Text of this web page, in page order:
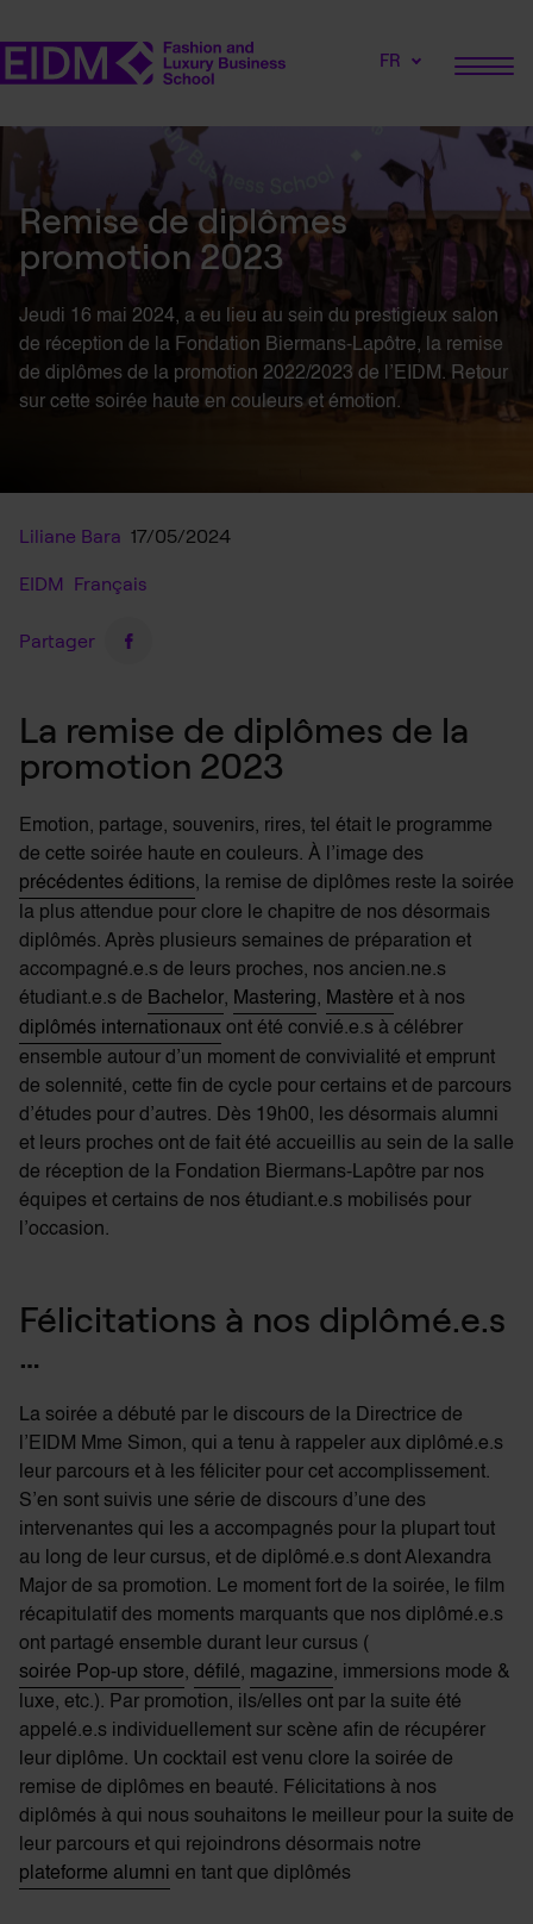
FR
Remise de diplômes
promotion 2023
Jeudi 16 mai 2024, a eu lieu au sein du prestigieux salon
de réception de la Fondation Biermans-Lapôtre, la remise
de diplômes de la promotion 2022/2023 de l’EIDM. Retour
sur cette soirée haute en couleurs et émotion.
Liliane Bara 17/05/2024
EIDM Français
Partager
La remise de diplômes de la
promotion 2023
Emotion, partage, souvenirs, rires, tel était le programme
de cette soirée haute en couleurs. À l’image des
précédentes éditions, la remise de diplômes reste la soirée
la plus attendue pour clore le chapitre de nos désormais
diplômés. Après plusieurs semaines de préparation et
accompagné.e.s de leurs proches, nos ancien.ne.s
étudiant.e.s de Bachelor, Mastering, Mastère et à nos
diplômés internationaux ont été convié.e.s à célébrer
ensemble autour d’un moment de convivialité et emprunt
de solennité, cette fin de cycle pour certains et de parcours
d’études pour d’autres. Dès 19h00, les désormais alumni
et leurs proches ont de fait été accueillis au sein de la salle
de réception de la Fondation Biermans-Lapôtre par nos
équipes et certains de nos étudiant.e.s mobilisés pour
l’occasion.
Félicitations à nos diplômé.e.s
…
La soirée a débuté par le discours de la Directrice de
l’EIDM Mme Simon, qui a tenu à rappeler aux diplômé.e.s
leur parcours et à les féliciter pour cet accomplissement.
S’en sont suivis une série de discours d’une des
intervenantes qui les a accompagnés pour la plupart tout
au long de leur cursus, et de diplômé.e.s dont Alexandra
Major de sa promotion. Le moment fort de la soirée, le film
récapitulatif des moments marquants que nos diplômé.e.s
ont partagé ensemble durant leur cursus (
soirée Pop-up store, défilé, magazine, immersions mode &
luxe, etc.). Par promotion, ils/elles ont par la suite été
appelé.e.s individuellement sur scène afin de récupérer
leur diplôme. Un cocktail est venu clore la soirée de
remise de diplômes en beauté. Félicitations à nos
diplômés à qui nous souhaitons le meilleur pour la suite de
leur parcours et qui rejoindrons désormais notre
plateforme alumni en tant que diplômés